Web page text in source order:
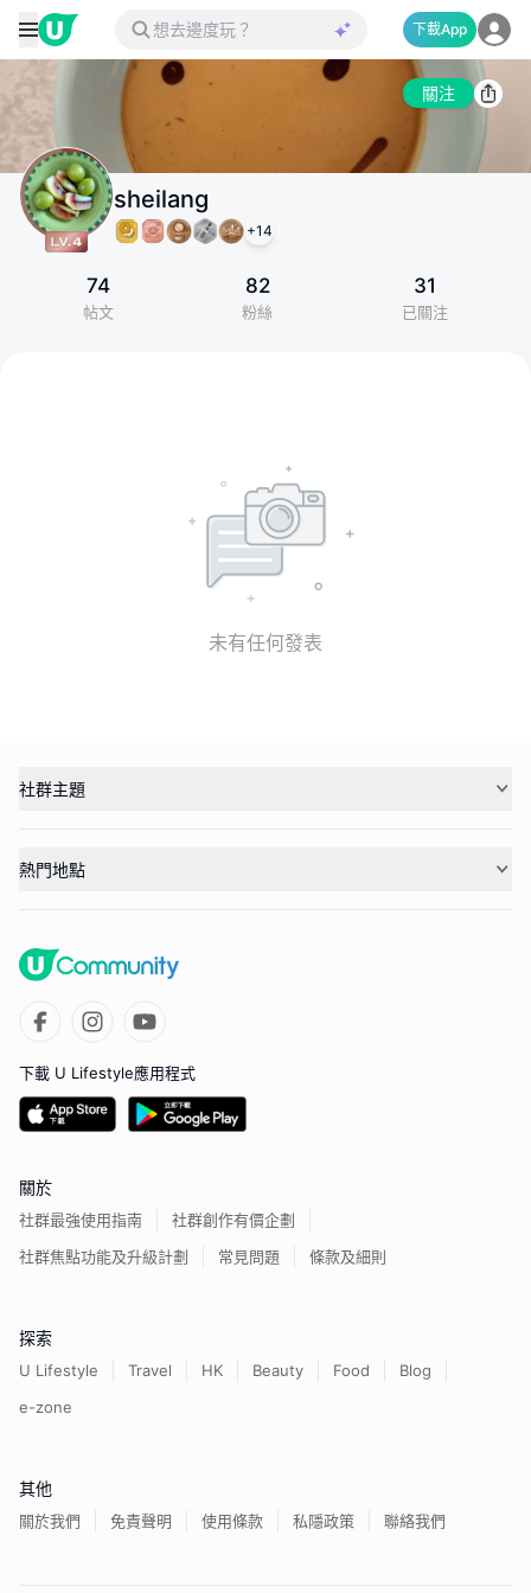
下載App
關注
sheilang
+14
74
帖文
82
粉絲
31
已關注
未有任何發表
社群主題
熱門地點
下載 U Lifestyle應用程式
關於
社群最強使用指南
社群創作有價企劃
社群焦點功能及升級計劃
常見問題 條款及細則
探索
U Lifestyle Travel HK Beauty Food
Blog
e-zone
其他
關於我們 免責聲明 使用條款 私隱政策 聯絡我們